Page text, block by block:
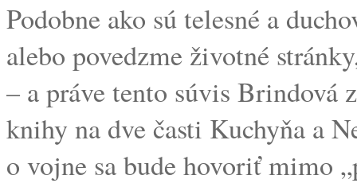
Podobne ako sú telesné a
alebo povedzme životné
– a práve tento súvis Brindová
knihy na dve časti Kuchyňa a
o vojne sa bude hovoriť mimo